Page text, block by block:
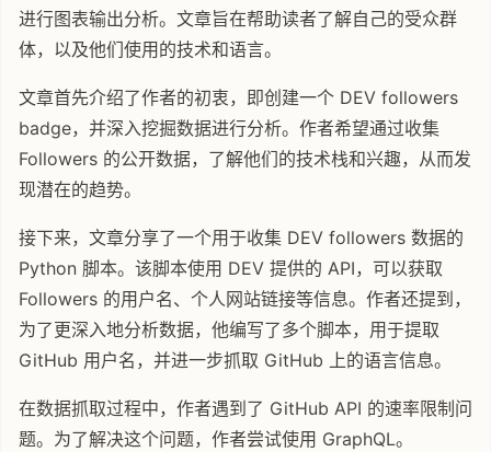
进行图表输出分析。文章旨在帮助读者了解自己的受众群
体，以及他们使用的技术和语言。
文章首先介绍了作者的初衷，即创建一个 DEV followers
badge，并深入挖掘数据进行分析。作者希望通过收集
Followers 的公开数据，了解他们的技术栈和兴趣，从而发
现潜在的趋势。
接下来，文章分享了一个用于收集 DEV followers 数据的
Python 脚本。该脚本使用 DEV 提供的 API，可以获取
Followers 的用户名、个人网站链接等信息。作者还提到，
为了更深入地分析数据，他编写了多个脚本，用于提取
GitHub 用户名，并进一步抓取 GitHub 上的语言信息。
在数据抓取过程中，作者遇到了 GitHub API 的速率限制问
题。为了解决这个问题，作者尝试使用 GraphQL。